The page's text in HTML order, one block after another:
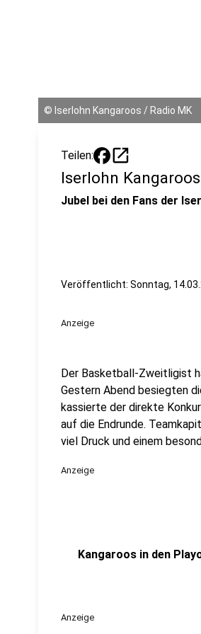
© Iserlohn Kangaroos / Radio MK
Teilen: open_in_new
Iserlohn
Jubel bei den Fans der
Veröffentlicht: Sonntag,
Anzeige
Der Basketball-Zweitligist
Gestern Abend besiegten
kassierte der direkte
auf die Endrunde.
viel Druck und einem
Anzeige
Kangaroos in den
Anzeige